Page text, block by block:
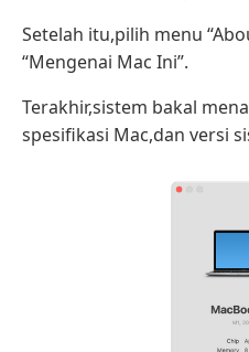
Setelah itu,pilih menu
“Mengenai Mac Ini”.
Terakhir,sistem bakal
spesifikasi Mac,dan versi